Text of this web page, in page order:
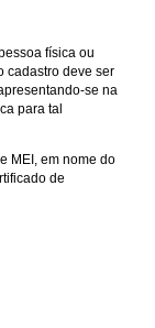
física ou
cadastro deve ser
se na
para tal
MEI, em nome do
de